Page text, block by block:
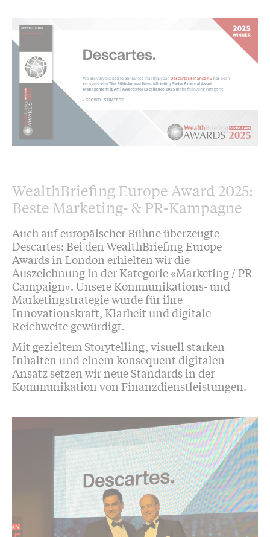
WealthBriefing Europe Award 2025:
Beste Marketing- & PR-Kampagne
Auch auf europäischer Bühne überzeugte
Descartes: Bei den WealthBriefing Europe
Awards in London erhielten wir die
Auszeichnung in der Kategorie «Marketing / PR
Campaign». Unsere Kommunikations- und
Marketingstrategie wurde für ihre
Innovationskraft, Klarheit und digitale
Reichweite gewürdigt.
Mit gezieltem Storytelling, visuell starken
Inhalten und einem konsequent digitalen
Ansatz setzen wir neue Standards in der
Kommunikation von Finanzdienstleistungen.